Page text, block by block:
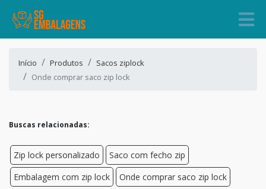
Início Produtos
Sacos ziplock
Onde comprar saco zip lock
Buscas relacionadas:
Zip lock personalizado
Saco com fecho zip
Embalagem com zip lock
Onde comprar saco zip lock